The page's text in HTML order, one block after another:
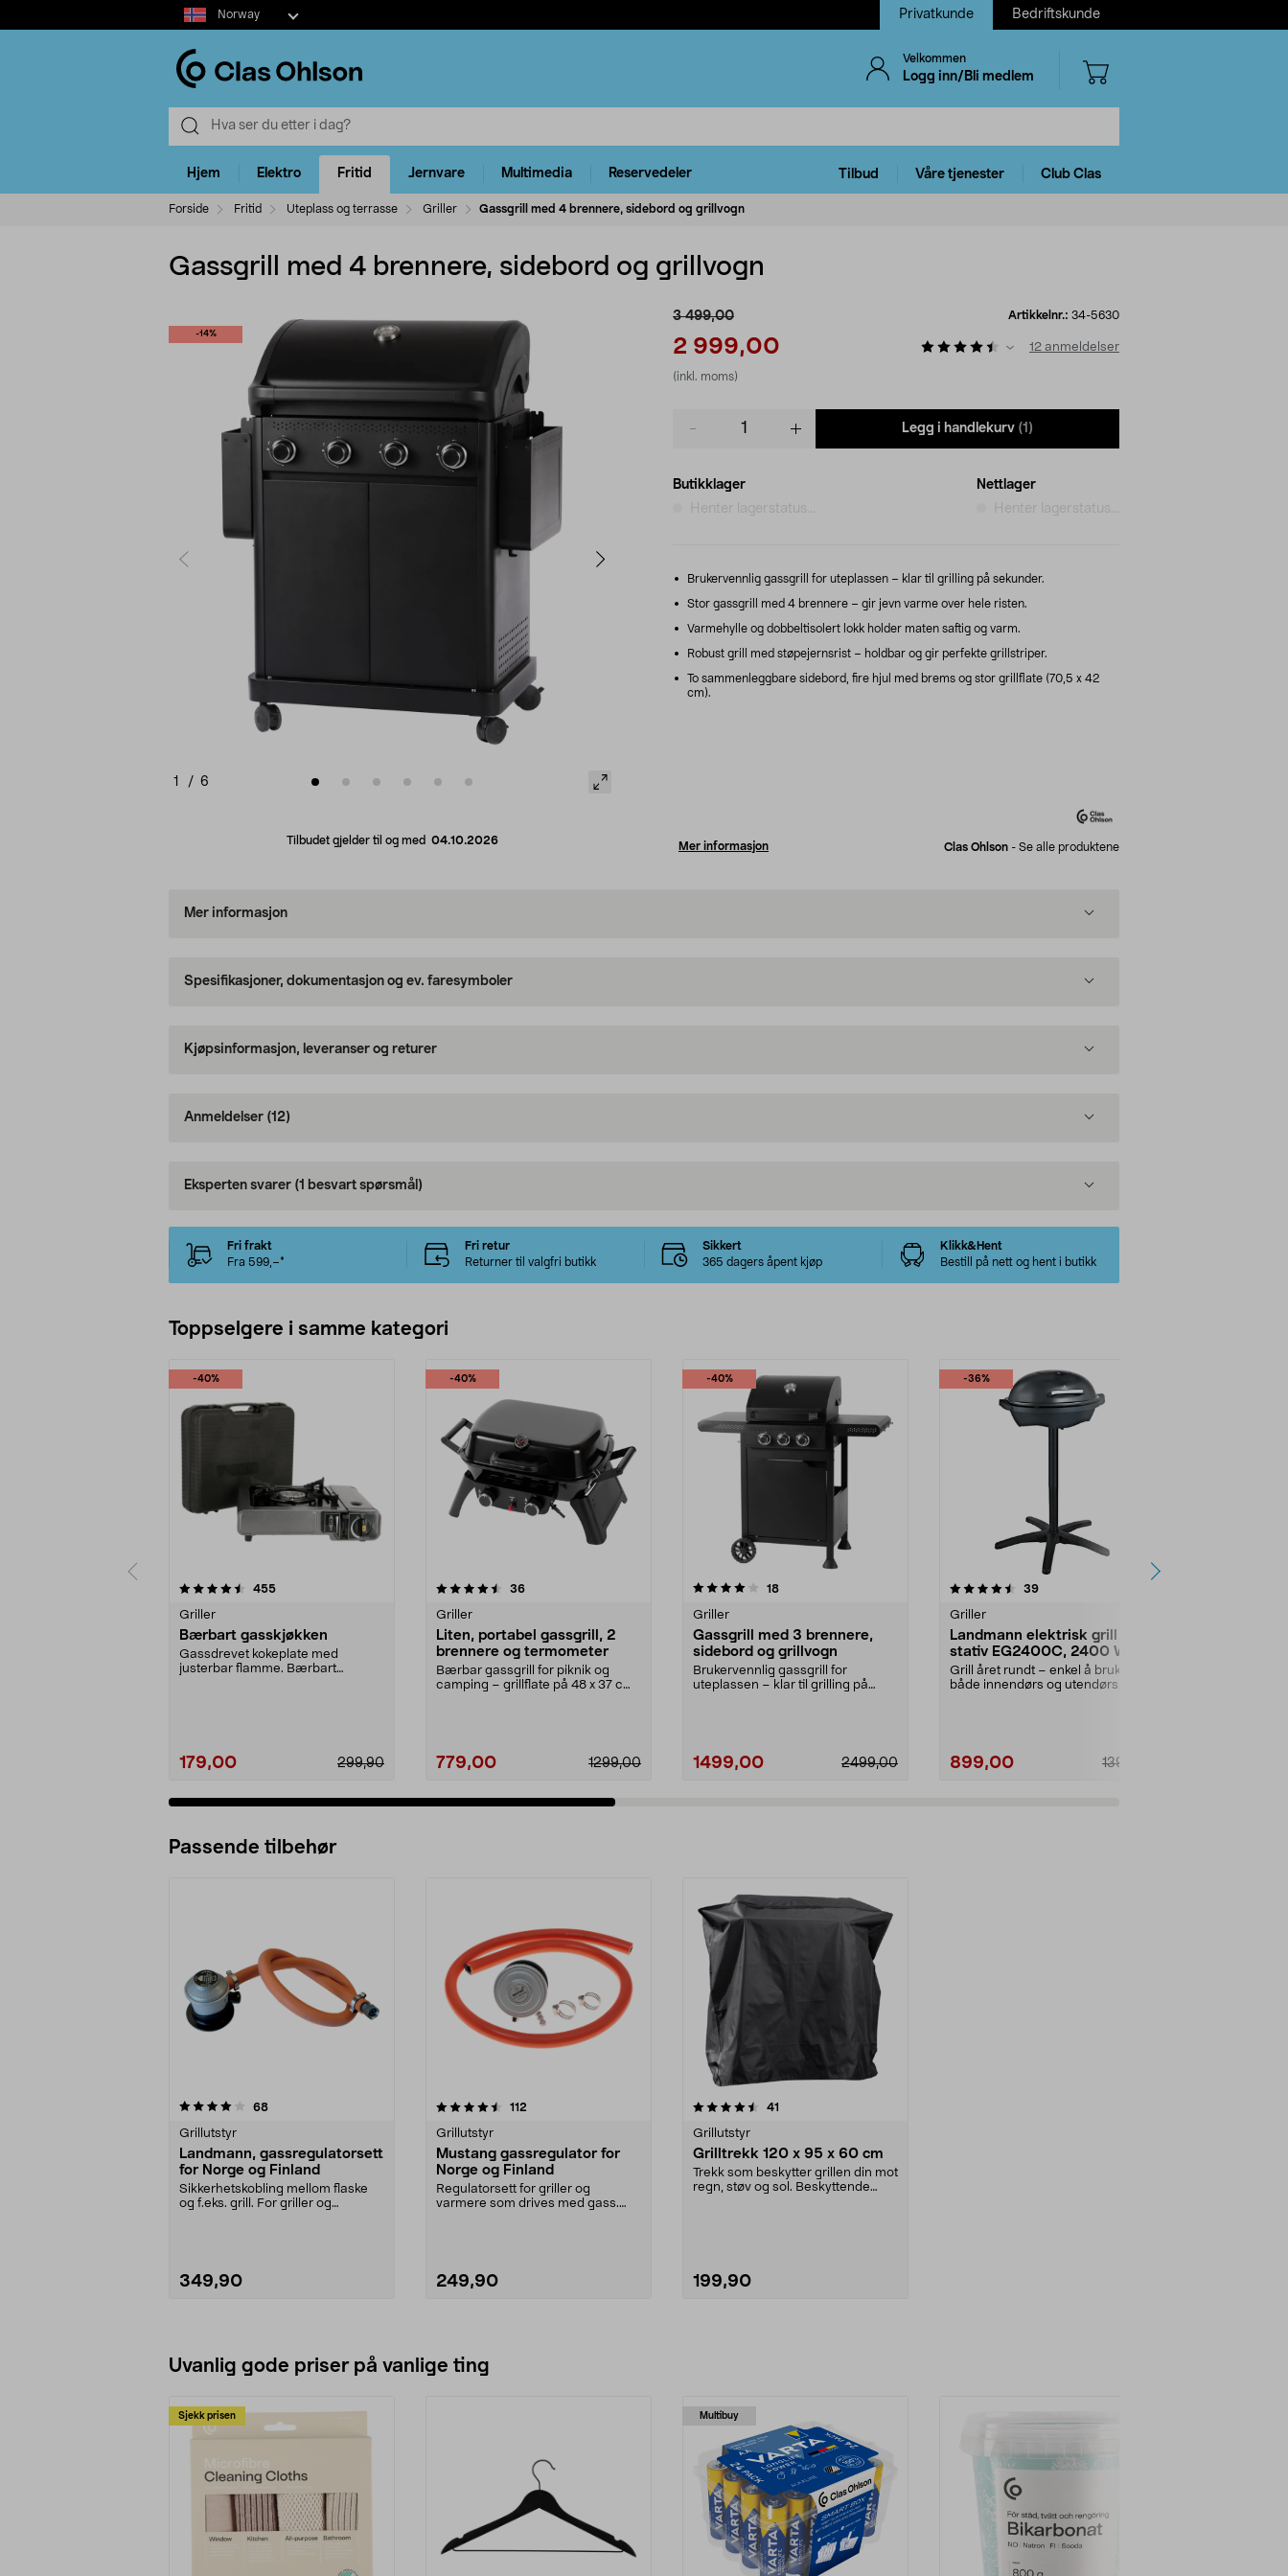
Select
market
Norway Privatkunde Bedriftskunde
Velkommen
Logg inn/Bli medlem
Hjem Elektro Fritid Jernvare Multimedia Reservedeler Tilbud Våre tjenester Club Clas
Forside Fritid Uteplass og terrasse Griller Gassgrill med 4 brennere, sidebord og grillvogn
Gassgrill med 4 brennere, sidebord og grillvogn
-14%
1 / 6
Tilbudet gjelder til og med 04.10.2026
3 499,00
2 999,00
(inkl. moms)
Artikkelnr.: 34-5630
12 anmeldelser
Legg i handlekurv (1)
Butikklager
Henter lagerstatus...
Nettlager
Henter lagerstatus...
Brukervennlig gassgrill for uteplassen – klar til grilling på sekunder.
Stor gassgrill med 4 brennere – gir jevn varme over hele risten.
Varmehylle og dobbeltisolert lokk holder maten saftig og varm.
Robust grill med støpejernsrist – holdbar og gir perfekte grillstriper.
To sammenleggbare sidebord, fire hjul med brems og stor grillflate (70,5 x 42
cm).
Mer informasjon Clas Ohlson - Se alle produktene
Mer informasjon
Spesifikasjoner, dokumentasjon og ev. faresymboler
Kjøpsinformasjon, leveranser og returer
Anmeldelser (12)
Eksperten svarer (1 besvart spørsmål)
Fri frakt
Fra 599,–*
Fri retur
Returner til valgfri butikk
Sikkert
365 dagers åpent kjøp
Klikk&Hent
Bestill på nett og hent i butikk
Toppselgere i samme kategori
-40%
455anmeldelser
Griller
Bærbart gasskjøkken
Gassdrevet kokeplate med
justerbar flamme. Bærbart
179,00 299,90
-40%
4.5 av 5 stjerner 36anmeldelser
Griller
Liten, portabel gassgrill, 2
brennere og termometer
Bærbar gassgrill for piknik og
camping – grillflate på 48 x 37 cm.
779,00 1299,00
-40%
4.0 av 5 stjerner 18anmeldelser
Griller
Gassgrill med 3 brennere,
sidebord og grillvogn
Brukervennlig gassgrill for
uteplassen – klar til grilling på
1499,00 2499,00
-36%
4.5 av 5 stjerner 39anmeldelser
Griller
Landmann elektrisk grill med
stativ EG2400C, 2400 W
Grill året rundt – enkel å bruke
både innendørs og utendørs.
899,00 1399,00
4.5 av 5 stjerner
Passende tilbehør
68anmeldelser
Grillutstyr
Landmann, gassregulatorsett
for Norge og Finland
Sikkerhetskobling mellom flaske
og f.eks. grill. For griller og
349,90
4.5av 5 stjerner 112
Grillutstyr
Mustang gassregulator for
Norge og Finland
Regulatorsett for griller og
varmere som drives med gass.
249,90
4.5av 5 stjerner 41
Grillutstyr
Grilltrekk 120 x 95 x 60 cm
Trekk som beskytter grillen din mot
regn, støv og sol. Beskyttende
199,90
Uvanlig gode priser på vanlige ting
Sjekk prisen Multibuy